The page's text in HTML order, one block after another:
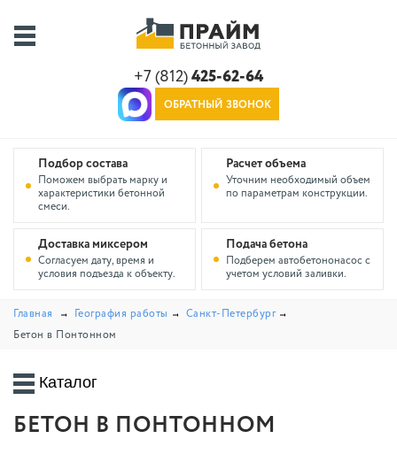
+7 (812) 425-62-64
ОБРАТНЫЙ ЗВОНОК
Подбор состава
Поможем выбрать марку и
характеристики бетонной
смеси.
Расчет объема
Уточним необходимый объем
по параметрам конструкции.
Доставка миксером
Согласуем дату, время и
условия подъезда к объекту.
Подача бетона
Подберем автобетононасос с
учетом условий заливки.
Главная География работы
Санкт-Петербург
Бетон в Понтонном
Каталог
БЕТОН В ПОНТОННОМ